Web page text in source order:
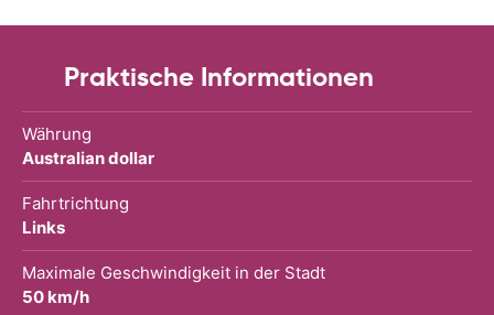
Praktische Informationen
Währung
Australian dollar
Fahrtrichtung
Links
Maximale Geschwindigkeit in der Stadt
50 km/h